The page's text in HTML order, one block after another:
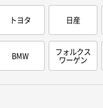
トヨタ 日産
BMW フォルクス
ワーゲン